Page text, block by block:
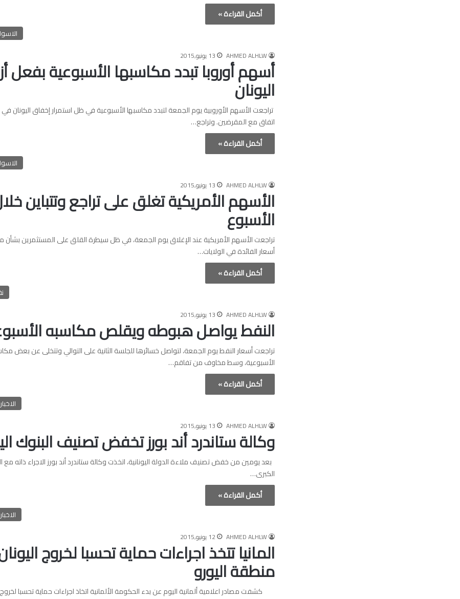
أكمل القراءة »
AHMED ALHLW 13 يونيو,2015
أسهم أوروبا تبدد مكاسبها الأسبوعية بفعل
اليونان
تراجعت الأسهم الأوروبية يوم الجمعة لتبدد مكاسبها الأسبوعية في ظل استمرار إخفاق اليونان
اتفاق مع المقرضين. وتراجع…
أكمل القراءة »
AHMED ALHLW 13 يونيو,2015
الأسهم الأمريكية تغلق على تراجع وتتباين
الأسبوع
تراجعت الأسهم الأمريكية عند الإغلاق يوم الجمعة، في ظل سيطرة القلق على المستثمرين بشأن
أسعار الفائدة في الولايات…
أكمل القراءة »
AHMED ALHLW 13 يونيو,2015
النفط يواصل هبوطه ويقلص مكاسبه
تراجعت أسعار النفط يوم الجمعة، لتواصل خسائرها للجلسة الثانية على التوالي وتتخلى عن بعض
الأسبوعية، وسط مخاوف من تفاقم…
أكمل القراءة »
AHMED ALHLW 13 يونيو,2015
وكالة ستاندرد أند بورز تخفض تصنيف البنوك
بعد يومين من خفض تصنيف ملاءة الدولة اليونانية، اتخذت وكالة ستاندرد أند بورز الاجراء ذاته مع
الكبرى…
أكمل القراءة »
AHMED ALHLW 12 يونيو,2015
المانيا تتخذ اجراءات حماية تحسبا لخروج
منطقة اليورو
كشفت مصادر اعلامية ألمانية اليوم عن بدء الحكومة الألمانية اتخاذ اجراءات حماية تحسبا